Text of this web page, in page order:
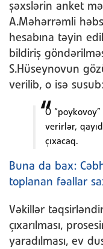
şəxslərin anket
A.Məhərrəmli
hesabına təyin
bildiriş
S.Hüseynovun
verilib, o isə
O
verirlər,
çıxacaq.
Buna da bax:
toplanan fəallar
Vəkillər
çıxarılması,
yaradılması, ev